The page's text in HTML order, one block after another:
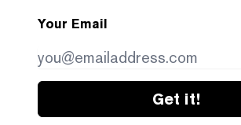
Your Email
Get it!